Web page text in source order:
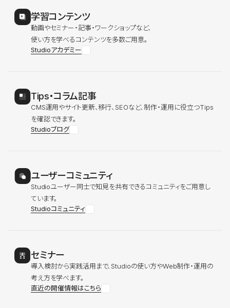
学習コンテンツ
動画やセミナー・記事・ワークショップなど、
使い方を学べるコンテンツを多数ご用意。
Studioアカデミー
Tips・コラム記事
CMS運用やサイト更新、移行、SEOなど、制作・運用に役立つTips
を確認できます。
Studioブログ
ユーザーコミュニティ
Studioユーザー同士で知見を共有できるコミュニティをご用意し
ています。
Studioコミュニティ
セミナー
導入検討から実践活用まで、Studioの使い方やWeb制作・運用の
考え方を学べます。
直近の開催情報はこちら